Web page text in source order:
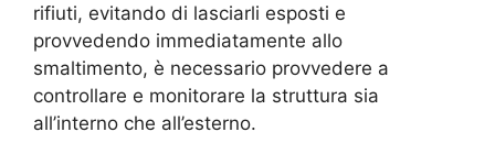
rifiuti, evitando di lasciarli esposti e
provvedendo immediatamente allo
smaltimento, è necessario provvedere a
controllare e monitorare la struttura sia
all’interno che all’esterno.